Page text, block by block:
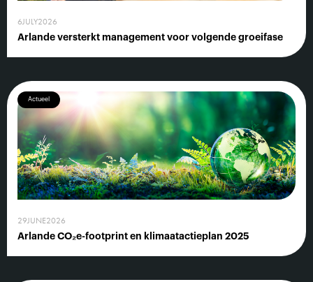
6JULY2026
Arlande versterkt management voor volgende groeifase
Actueel
29JUNE2026
Arlande CO₂e-footprint en klimaatactieplan 2025